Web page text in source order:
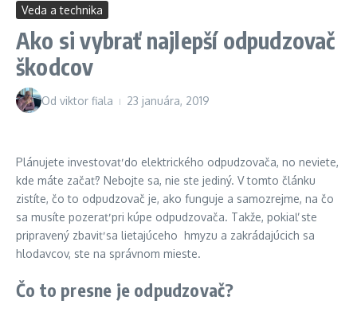
Veda a technika
Ako si vybrať najlepší odpudzovač
škodcov
Od viktor fiala 23 januára, 2019
Plánujete investovať do elektrického odpudzovača, no neviete,
kde máte začať? Nebojte sa, nie ste jediný. V tomto článku
zistíte, čo to odpudzovač je, ako funguje a samozrejme, na čo
sa musíte pozerať pri kúpe odpudzovača. Takže, pokiaľ ste
pripravený zbaviť sa lietajúceho hmyzu a zakrádajúcich sa
hlodavcov, ste na správnom mieste.
Čo to presne je odpudzovač?